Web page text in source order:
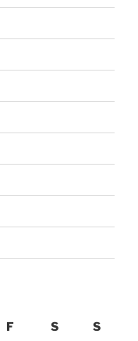
F S S